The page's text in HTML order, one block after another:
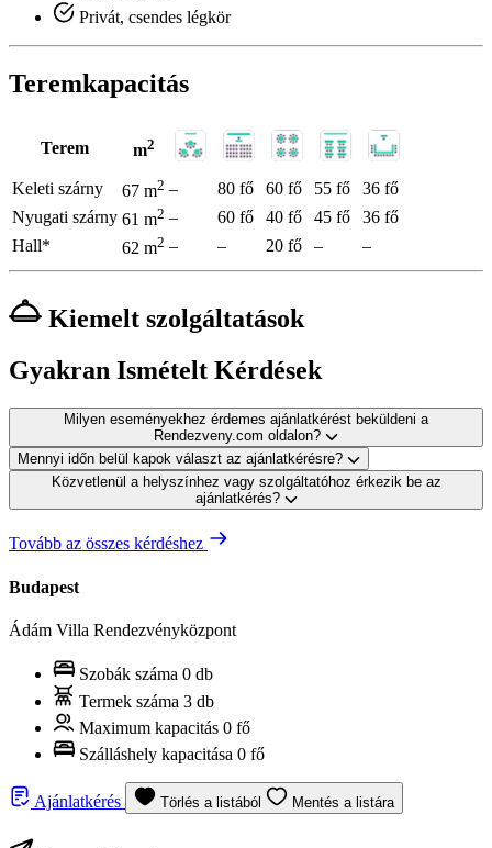
Privát, csendes légkör
Teremkapacitás
Terem m2
Keleti szárny 67 m2 – 80 fő 60 fő 55 fő
36 fő
Nyugati szárny 61 m2 – 60 fő 40 fő 45 fő
36 fő
Hall*
62 m2 – – 20 fő – –
Kiemelt szolgáltatások
Gyakran Ismételt Kérdések
Milyen eseményekhez érdemes ajánlatkérést beküldeni a
Rendezveny.com oldalon?
Mennyi időn belül kapok választ az ajánlatkérésre?
Közvetlenül a helyszínhez vagy szolgáltatóhoz érkezik be az
ajánlatkérés?
Tovább az összes kérdéshez
Budapest
Ádám Villa Rendezvényközpont
Szobák száma 0 db
Termek száma 3 db
Maximum kapacitás 0 fő
Szálláshely kapacitása 0 fő
Ajánlatkérés Törlés a listából Mentés a listára